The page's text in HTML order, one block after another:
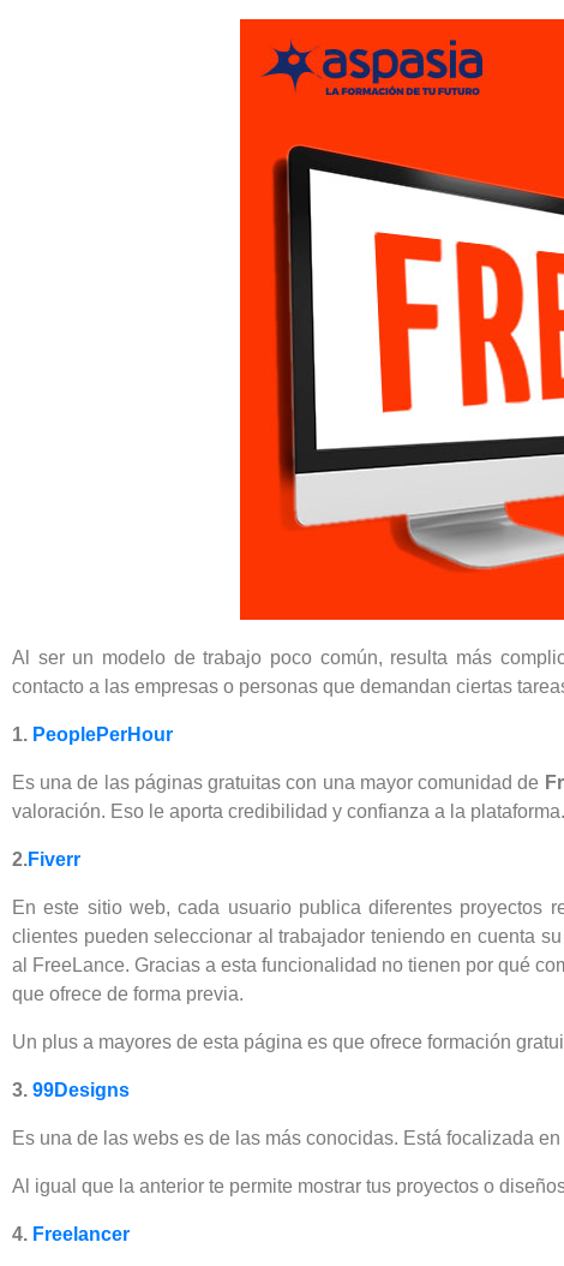
Al ser un modelo de trabajo poco común, resulta más
contacto a las empresas o personas que demandan ciertas
1. PeoplePerHour
Es una de las páginas gratuitas con una mayor comunidad de
valoración. Eso le aporta credibilidad y confianza a la plataforma.
2.Fiverr
En este sitio web, cada usuario publica diferentes proyectos
clientes pueden seleccionar al trabajador teniendo en cuenta
al FreeLance. Gracias a esta funcionalidad no tienen por qué
que ofrece de forma previa.
Un plus a mayores de esta página es que ofrece formación
3. 99Designs
Es una de las webs es de las más conocidas. Está focalizada
Al igual que la anterior te permite mostrar tus proyectos o
4. Freelancer